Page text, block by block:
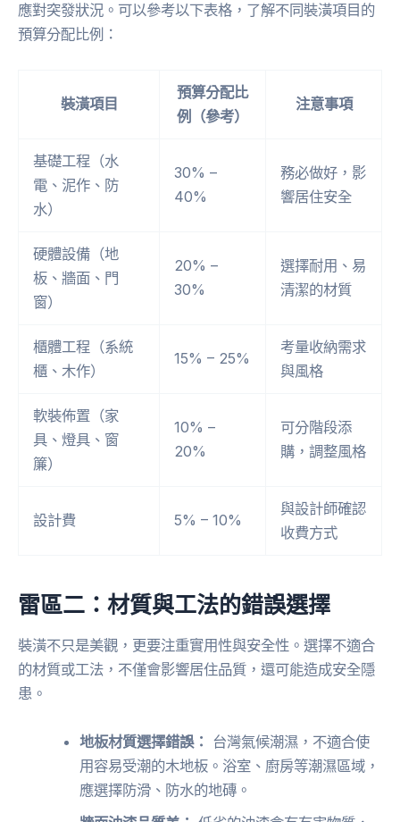
應對突發狀況。可以參考以下表格，了解不同裝潢項目的
預算分配比例：
裝潢項目
預算分配比
例（參考）
注意事項
基礎工程（水
電、泥作、防
水）
30% –
40%
務必做好，影
響居住安全
硬體設備（地
板、牆面、門
窗）
20% –
30%
選擇耐用、易
清潔的材質
櫃體工程（系統
櫃、木作）
15% – 25%
考量收納需求
與風格
軟裝佈置（家
具、燈具、窗
簾）
10% –
20%
可分階段添
購，調整風格
設計費 5% – 10%
與設計師確認
收費方式
雷區二：材質與工法的錯誤選擇
裝潢不只是美觀，更要注重實用性與安全性。選擇不適合
的材質或工法，不僅會影響居住品質，還可能造成安全隱
患。
地板材質選擇錯誤： 台灣氣候潮濕，不適合使
用容易受潮的木地板。浴室、廚房等潮濕區域，
應選擇防滑、防水的地磚。